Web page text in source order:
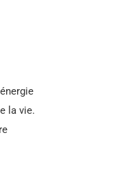
la vie.